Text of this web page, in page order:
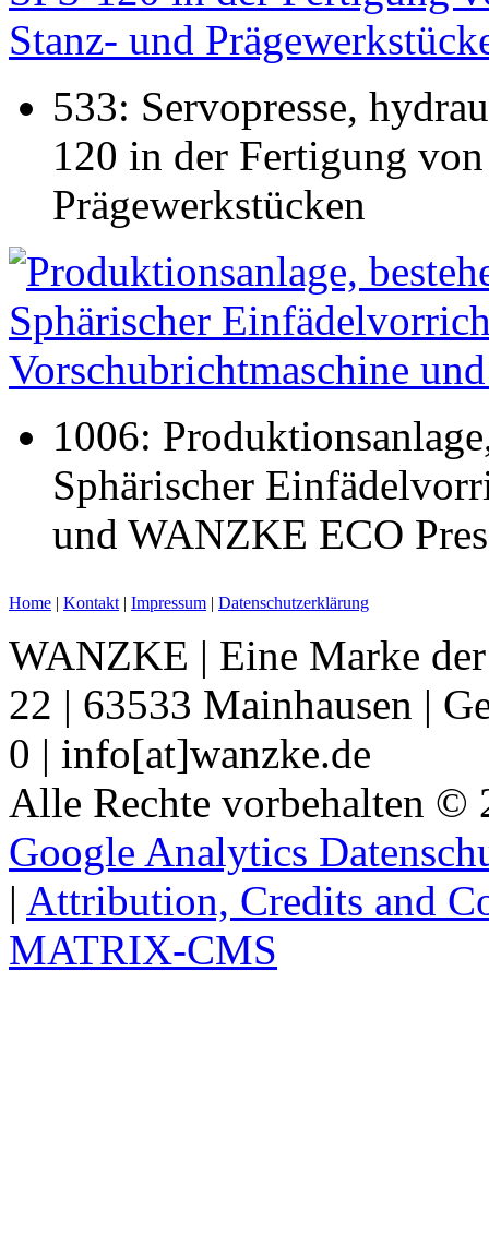
533: Servopresse,
120 in der Fertigung
Prägewerkstücken
1006:
Sphärischer
und WANZKE ECO
Home | Kontakt | Impressum | Datenschutzerklärung
WANZKE | Eine Marke
22 | 63533 Mainhausen |
0 | info[at]wanzke.de
Alle Rechte vorbehalten ©
Google Analytics
| Attribution, Credits and
MATRIX-CMS